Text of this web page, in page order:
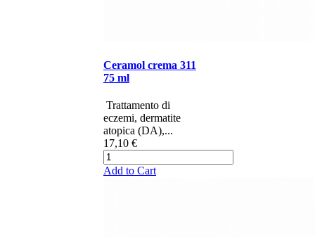
Ceramol crema 311
75 ml
​​​ ​​​​Trattamento di
eczemi, dermatite
atopica (DA),...
17,10 €
Add to Cart